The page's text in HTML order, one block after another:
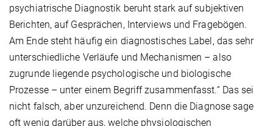
psychiatrische Diagnostik beruht stark auf subjektiven
Berichten, auf Gesprächen, Interviews und Fragebögen.
Am Ende steht häufig ein diagnostisches Label, das sehr
unterschiedliche Verläufe und Mechanismen – also
zugrunde liegende psychologische und biologische
Prozesse – unter einem Begriff zusammenfasst.“ Das sei
nicht falsch, aber unzureichend. Denn die Diagnose sage
oft wenig darüber aus, welche physiologischen